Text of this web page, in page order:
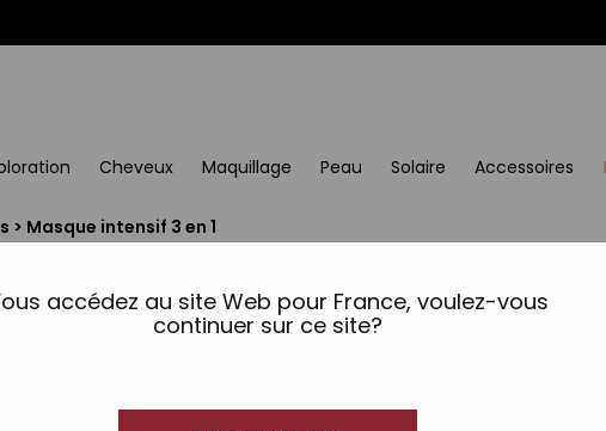
accédez au site Web pour France, voulez-vous
continuer sur ce site?
Cheveux Maquillage Peau Solaire Accessoires
> ​​​​​​​Masque intensif 3 en 1
CURLY
​​​​​​​Masque intensif 3 en 1
Masque capillaire nutritif de texture légère
Leave-in. Nourrit et renforce les cheveux de